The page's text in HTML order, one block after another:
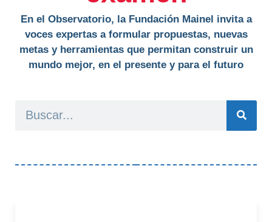
En el Observatorio, la Fundación Mainel invita a
voces expertas a formular propuestas, nuevas
metas y herramientas que permitan construir un
mundo mejor, en el presente y para el futuro